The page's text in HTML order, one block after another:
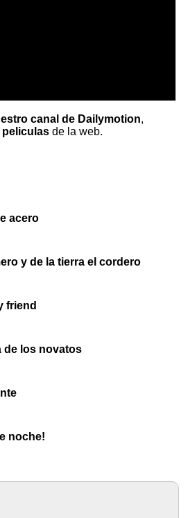
canal de Dailymotion,
peliculasde la web.
acero
y de la tierra el cordero
friend
de los novatos
noche!